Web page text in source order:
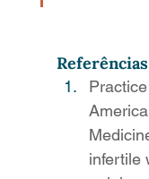
infertile